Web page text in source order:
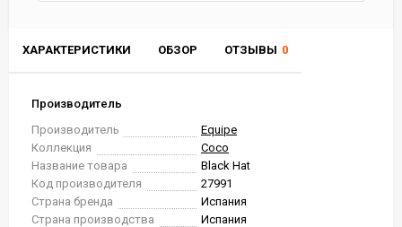
ХАРАКТЕРИСТИКИ ОБЗОР ОТЗЫВЫ 0
Производитель
Производитель
Equipe
Коллекция
Coco
Название товара
Black Hat
Код производителя
27991
Страна бренда
Испания
Страна производства
Испания